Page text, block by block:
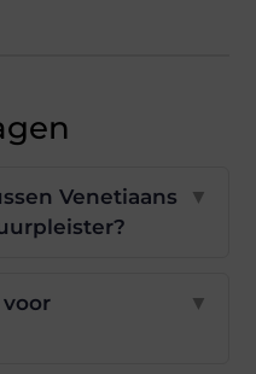
Venetiaans
▼
▼